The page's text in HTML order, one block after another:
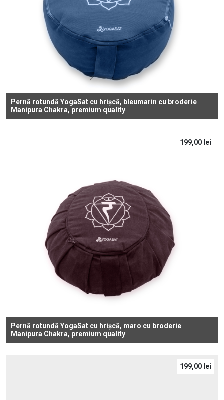
Pernă rotundă YogaSat cu hrișcă, bleumarin cu broderie
Manipura Chakra, premium quality
Pernă rotundă YogaSat cu hrișcă, maro cu broderie
Manipura Chakra, premium quality
199,00 lei
199,00 lei